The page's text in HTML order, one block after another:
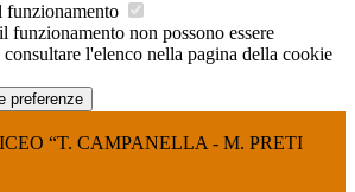
funzionamento
funzionamento non possono essere
l'elenco nella pagina della cookie
preferenze
“T. CAMPANELLA - M. PRETI